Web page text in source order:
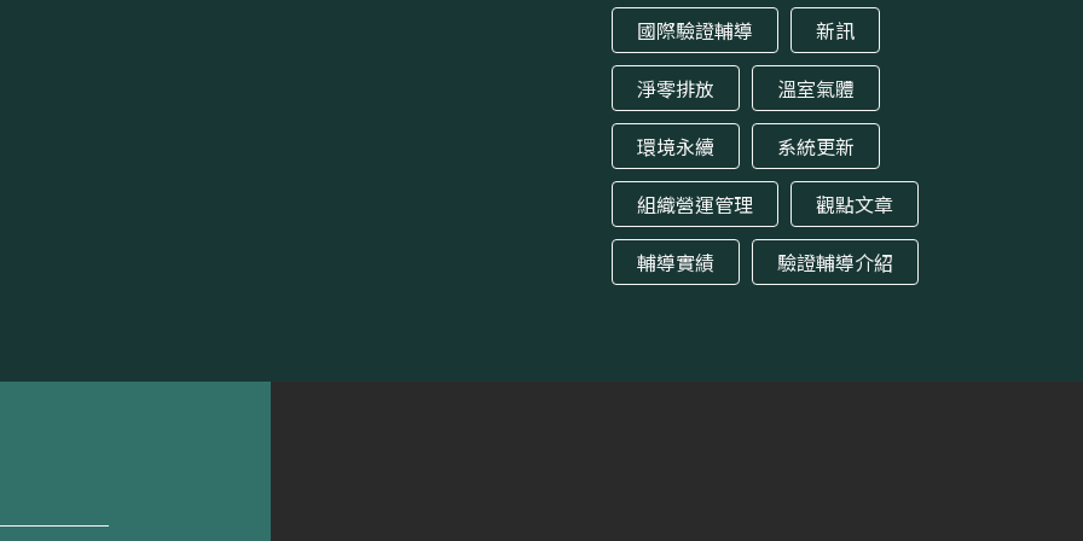
國際驗證輔導
新訊
淨零排放
溫室氣體
環境永續
系統更新
組織營運管理
觀點文章
輔導實績
驗證輔導介紹